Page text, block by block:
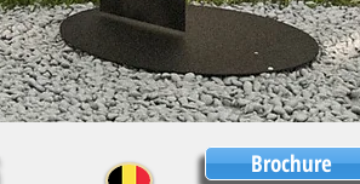
Brochure